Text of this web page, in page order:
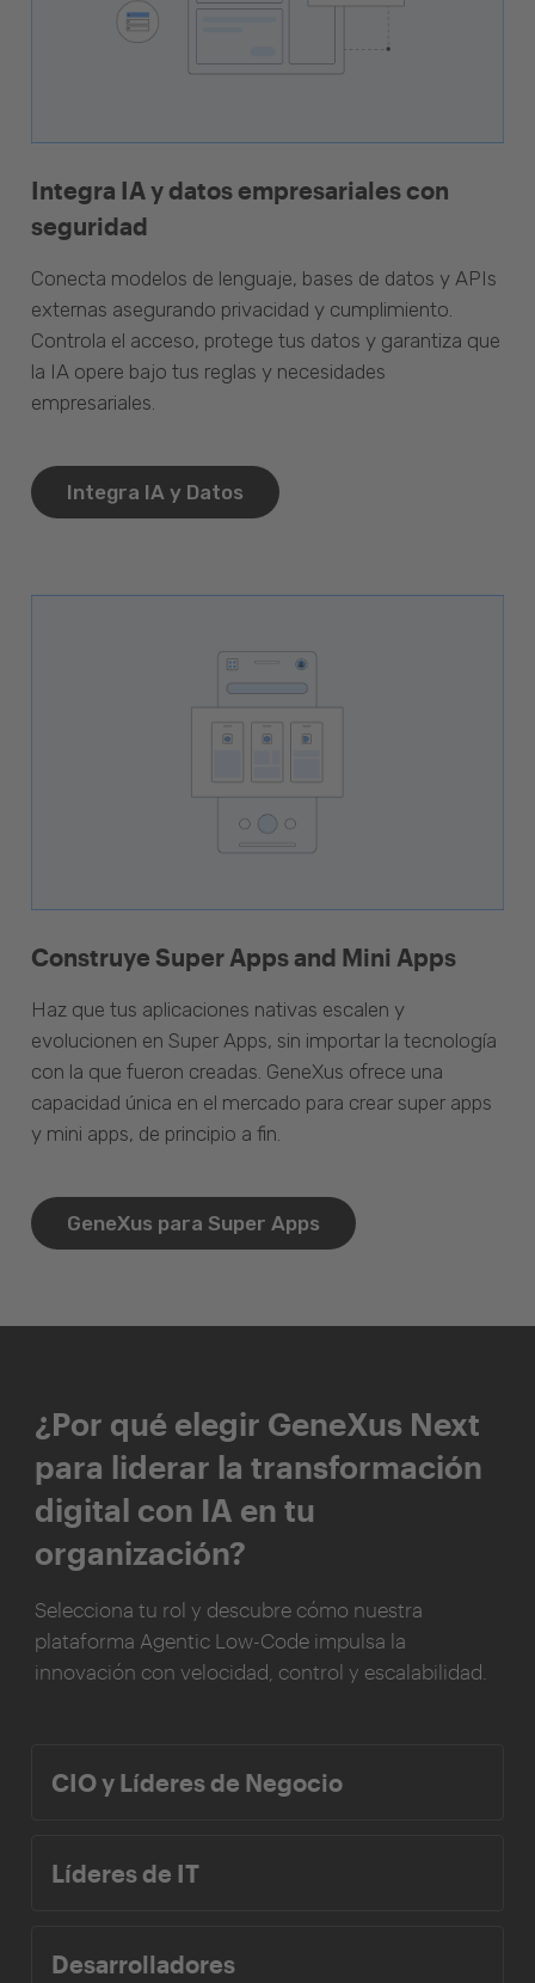
Integra IA y datos empresariales con
seguridad
Conecta modelos de lenguaje, bases de datos y APIs
externas asegurando privacidad y cumplimiento.
Controla el acceso, protege tus datos y garantiza que
la IA opere bajo tus reglas y necesidades
empresariales.
Integra IA y Datos
Construye Super Apps and Mini Apps
Haz que tus aplicaciones nativas escalen y
evolucionen en Super Apps, sin importar la tecnología
con la que fueron creadas. GeneXus ofrece una
capacidad única en el mercado para crear super apps
y mini apps, de principio a fin.
GeneXus para Super Apps
¿Por qué elegir GeneXus Next
para liderar la transformación
digital con IA en tu
organización?
Selecciona tu rol y descubre cómo nuestra
plataforma Agentic Low-Code impulsa la
innovación con velocidad, control y escalabilidad.
CIO y Líderes de Negocio
Líderes de IT
Desarrolladores